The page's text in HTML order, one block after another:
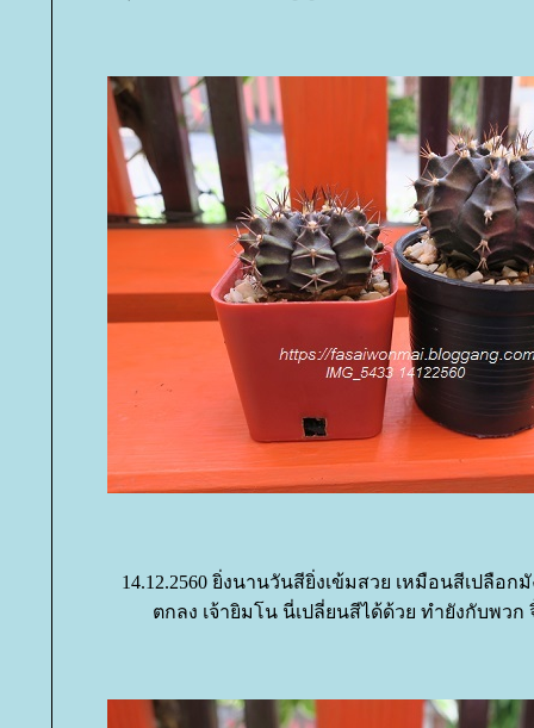
14.12.2560 ยิ่งนานวันสียิ่งเข้มสวย เหมือนสีเปลือ
ตกลง เจ้ายิมโน นี่เปลี่ยนสีได้ด้วย ทำยังกับพว